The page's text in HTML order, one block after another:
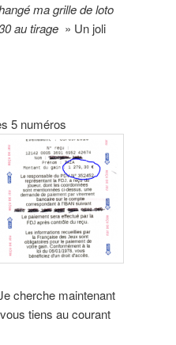
ma grille de loto
au tirage» Un joli
5 numéros
cherche maintenant
tiens au courant